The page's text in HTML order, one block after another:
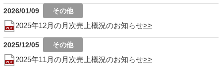
2026/01/09
2025年12月の月次売上概況のお知らせ
2025/12/05
2025年11月の月次売上概況のお知らせ